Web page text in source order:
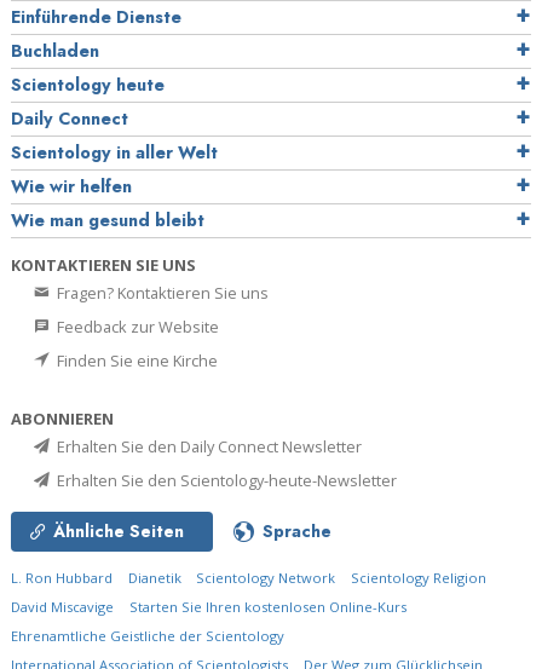
Einführende Dienste
Buchladen
Scientology heute
Daily Connect
Scientology in aller Welt
Wie wir helfen
Wie man gesund bleibt
KONTAKTIEREN SIE UNS
Fragen? Kontaktieren Sie uns
Feedback zur Website
Finden Sie eine Kirche
ABONNIEREN
Erhalten Sie den Daily Connect Newsletter
Erhalten Sie den Scientology-heute-Newsletter
Ähnliche Seiten Sprache
L. Ron Hubbard Dianetik Scientology Network
Scientology Religion
David Miscavige
Starten Sie Ihren kostenlosen Online-Kurs
Ehrenamtliche Geistliche der Scientology
International Association of Scientologists
Der Weg zum Glücklichsein